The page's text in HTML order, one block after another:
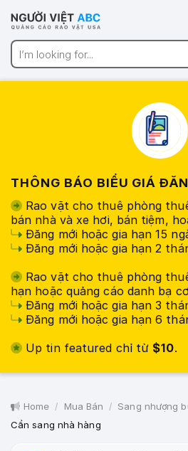
THÔNG BÁO BIỂU GIÁ
Rao vặt cho thuê phòng
bán nhà và xe hơi, bán tiệm,
Đăng mới hoặc gia hạn 15
Đăng mới hoặc gia hạn 2
Rao vặt cho thuê phòng
hạn hoặc quảng cáo danh bạ
Đăng mới hoặc gia hạn 3
Đăng mới hoặc gia hạn 6
Up tin featured chỉ từ $10.
Home Mua Bán
Sang nhượng
Cần sang nhà hàng